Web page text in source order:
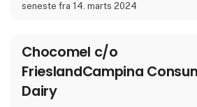
seneste fra 14. marts 2024
Chocomel c/o
FrieslandCampina
Dairy